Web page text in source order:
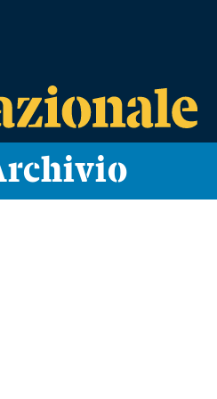
Archivio